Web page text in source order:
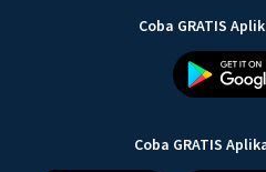
Coba GRATIS
Coba GRATIS